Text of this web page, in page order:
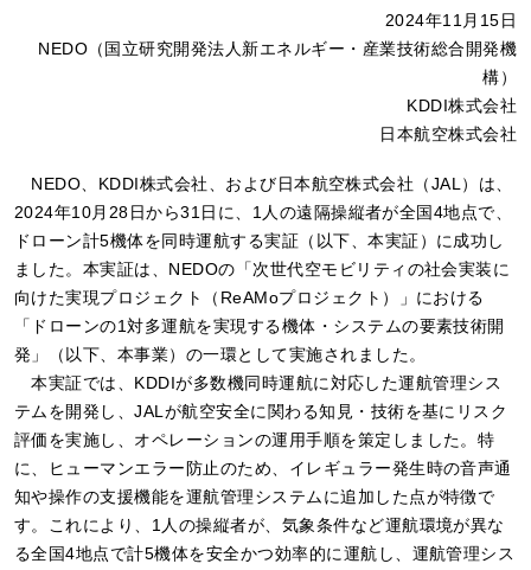
2024年11月15日
NEDO（国立研究開発法人新エネルギー・産業技術総合開発機
構）
KDDI株式会社
日本航空株式会社
NEDO、KDDI株式会社、および日本航空株式会社（JAL）は、
2024年10月28日から31日に、1人の遠隔操縦者が全国4地点で、
ドローン計5機体を同時運航する実証（以下、本実証）に成功し
ました。本実証は、NEDOの「次世代空モビリティの社会実装に
向けた実現プロジェクト（ReAMoプロジェクト）」における
「ドローンの1対多運航を実現する機体・システムの要素技術開
発」（以下、本事業）の一環として実施されました。
本実証では、KDDIが多数機同時運航に対応した運航管理シス
テムを開発し、JALが航空安全に関わる知見・技術を基にリスク
評価を実施し、オペレーションの運用手順を策定しました。特
に、ヒューマンエラー防止のため、イレギュラー発生時の音声通
知や操作の支援機能を運航管理システムに追加した点が特徴で
す。これにより、1人の操縦者が、気象条件など運航環境が異な
る全国4地点で計5機体を安全かつ効率的に運航し、運航管理シス